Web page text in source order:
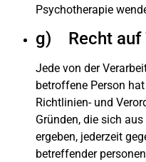
Psychotherapie
g) Recht auf
Jede von der
betroffene Person
Richtlinien- und
Gründen, die sich
ergeben, jederzeit
betreffender